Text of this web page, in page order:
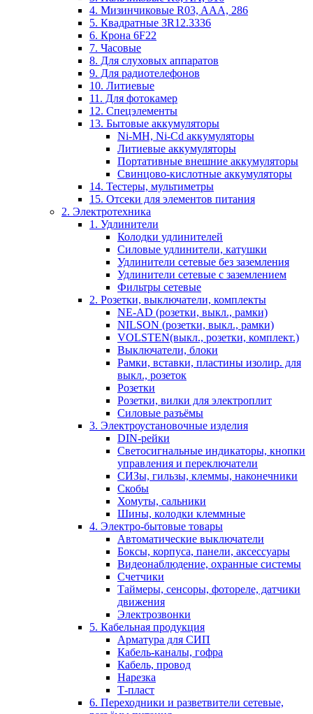
4. Мизинчиковые R03, AAA, 286
5. Квадратные 3R12.3336
6. Крона 6F22
7. Часовые
8. Для слуховых аппаратов
9. Для радиотелефонов
10. Литиевые
11. Для фотокамер
12. Спецэлементы
13. Бытовые аккумуляторы
Ni-MH, Ni-Cd аккумуляторы
Литиевые аккумуляторы
Портативные внешние аккумуляторы
Свинцово-кислотные аккумуляторы
14. Тестеры, мультиметры
15. Отсеки для элементов питания
2. Электротехника
1. Удлинители
Колодки удлинителей
Силовые удлинители, катушки
Удлинители сетевые без заземления
Удлинители сетевые с заземлением
Фильтры сетевые
2. Розетки, выключатели, комплекты
NE-AD (розетки, выкл., рамки)
NILSON (розетки, выкл., рамки)
VOLSTEN(выкл., розетки, комплект.)
Выключатели, блоки
Рамки, вставки, пластины изолир. для
выкл., розеток
Розетки
Розетки, вилки для электроплит
Силовые разъёмы
3. Электроустановочные изделия
DIN-рейки
Светосигнальные индикаторы, кнопки
управления и переключатели
СИЗы, гильзы, клеммы, наконечники
Скобы
Хомуты, сальники
Шины, колодки клеммные
4. Электро-бытовые товары
Автоматические выключатели
Боксы, корпуса, панели, аксессуары
Видеонаблюдение, охранные системы
Счетчики
Таймеры, сенсоры, фотореле, датчики
движения
Электрозвонки
5. Кабельная продукция
Арматура для СИП
Кабель-каналы, гофра
Кабель, провод
Нарезка
Т-пласт
6. Переходники и разветвители сетевые,